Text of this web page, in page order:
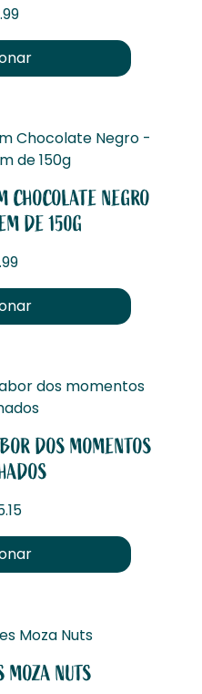
CHOCOLATE NEGRO
DE 150G
DOS MOMENTOS
MOZA NUTS